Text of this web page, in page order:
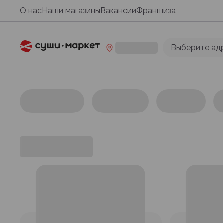
О насНаши магазиныВакансииФраншиза
Выберите